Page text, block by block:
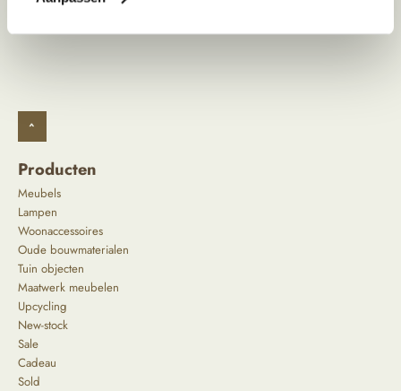
^
Producten
Meubels
Lampen
Woonaccessoires
Oude bouwmaterialen
Tuin objecten
Maatwerk meubelen
Upcycling
New-stock
Sale
Cadeau
Sold